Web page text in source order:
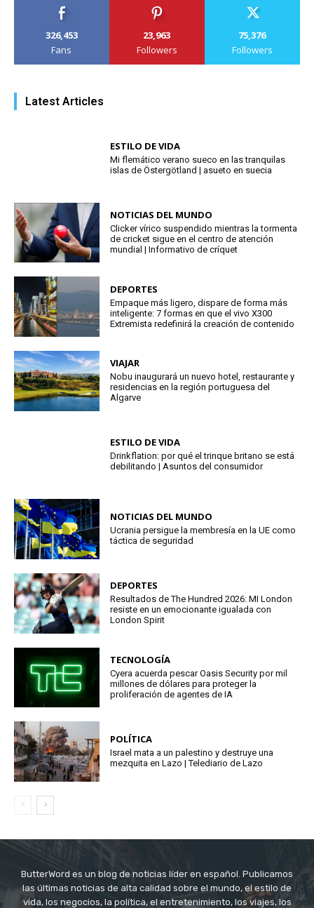
326,453
Fans
23,963
Followers
75,376
Followers
Latest Articles
ESTILO DE VIDA
Mi flemático verano sueco en las tranquilas
islas de Östergötland | asueto en suecia
NOTICIAS DEL MUNDO
Clicker vírico suspendido mientras la tormenta
de cricket sigue en el centro de atención
mundial | Informativo de críquet
DEPORTES
Empaque más ligero, dispare de forma más
inteligente: 7 formas en que el vivo X300
Extremista redefinirá la creación de contenido
VIAJAR
Nobu inaugurará un nuevo hotel, restaurante y
residencias en la región portuguesa del
Algarve
ESTILO DE VIDA
Drinkflation: por qué el trinque britano se está
debilitando | Asuntos del consumidor
NOTICIAS DEL MUNDO
Ucrania persigue la membresía en la UE como
táctica de seguridad
DEPORTES
Resultados de The Hundred 2026: MI London
resiste en un emocionante igualada con
London Spirit
TECNOLOGÍA
Cyera acuerda pescar Oasis Security por mil
millones de dólares para proteger la
proliferación de agentes de IA
POLÍTICA
Israel mata a un palestino y destruye una
mezquita en Lazo | Telediario de Lazo
ButterWord es un blog de noticias líder en español. Publicamos
las últimas noticias de alta calidad sobre el mundo, el estilo de
vida, los negocios, la política, el entretenimiento, los viajes, los